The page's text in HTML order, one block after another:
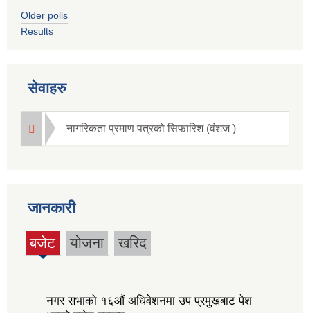
Older polls
Results
सेवाहरु
नागरिकता प्रमाण पत्रको सिफारिश (वंशज )
जानकारी
बजेट
(active
योजना खरिद
नगर सभाको १६‍औं अधिवेशनमा उप प्रमुखबाट पेश